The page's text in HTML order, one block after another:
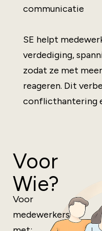
communicatie
SE helpt
verdediging,
zodat ze met
reageren. Dit
conflicthantering
Voor
Wie?
Voor
medewerkers